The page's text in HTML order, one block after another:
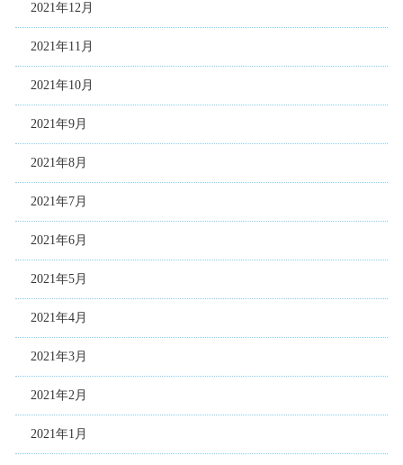
2021年12月
2021年11月
2021年10月
2021年9月
2021年8月
2021年7月
2021年6月
2021年5月
2021年4月
2021年3月
2021年2月
2021年1月